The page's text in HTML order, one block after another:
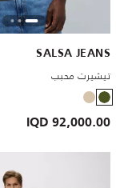
SALSA JEANS
تيشيرت محبب
92,000.00 IQD